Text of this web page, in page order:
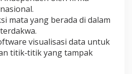
mata yang berada di dalam
visualisasi data untuk
titik‑titik yang tampak